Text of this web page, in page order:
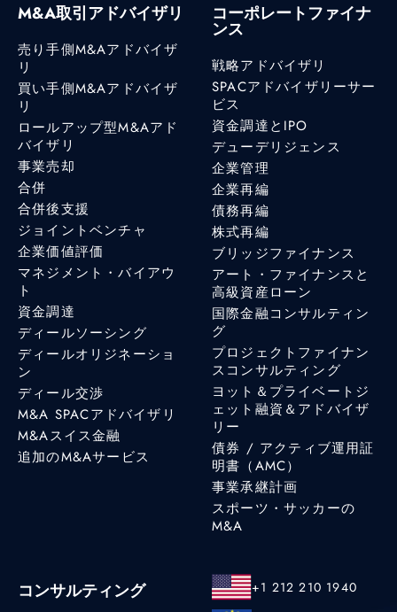
M&A取引アドバイザリ
売り手側M&Aアドバイザ
リ
買い手側M&Aアドバイザ
リ
ロールアップ型M&Aアド
バイザリ
事業売却
合併
合併後支援
ジョイントベンチャ
企業価値評価
マネジメント・バイアウ
ト
資金調達
ディールソーシング
ディールオリジネーショ
ン
ディール交渉
M&A SPACアドバイザリ
M&Aスイス金融
追加のM&Aサービス
コーポレートファイナ
ンス
戦略アドバイザリ
SPACアドバイザリーサー
ビス
資金調達とIPO
デューデリジェンス
企業管理
企業再編
債務再編
株式再編
ブリッジファイナンス
アート・ファイナンスと
高級資産ローン
国際金融コンサルティン
グ
プロジェクトファイナン
スコンサルティング
ヨット＆プライベートジ
ェット融資＆アドバイザ
リー
債券 / アクティブ運用証
明書（AMC）
事業承継計画
スポーツ・サッカーの
M&A
コンサルティング
+1 212 210 1940